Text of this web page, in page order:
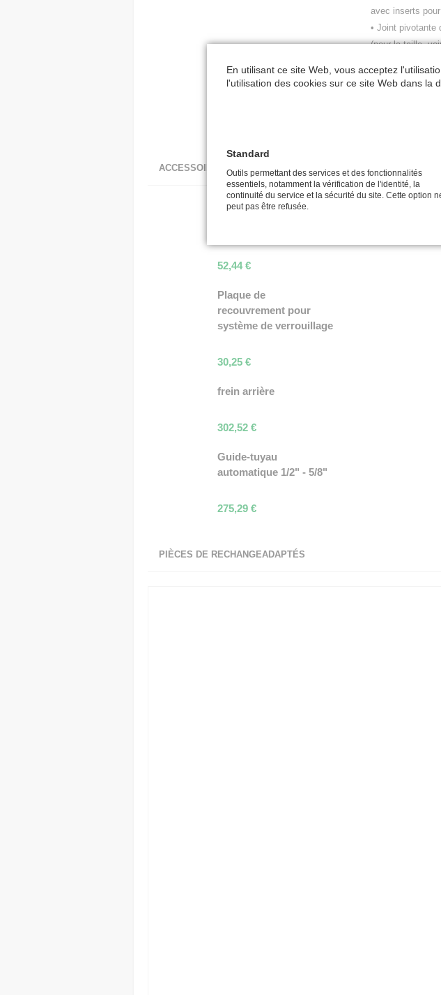
avec inserts
• Joint pivotante
(pour la taille,
BSP, joint en
compte de la
• Fenêtre à
ACCESSOIRES ADAPTÉS
Support mural pivotant
52,44€
Plaque de
recouvrement pour
système de verrouillage
30,25€
frein arrière
302,52€
Guide-tuyau
automatique 1/2" - 5/8"
275,29€
PIÈCES DE RECHANGEADAPTÉS
En utilisant ce site Web, vous acceptez
l'utilisation des cookies sur ce site Web dans la
Standard
Outils permettant des services et des fonctionnalités
essentiels, notamment la vérification de l'identité, la
continuité du service et la sécurité du site. Cette option
peut pas être refusée.